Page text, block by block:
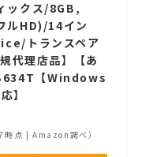
ックス/8GB,
HD)/14イン
トランスペア
代理店品】【あ
【Windows
】
点 | Amazon調べ）